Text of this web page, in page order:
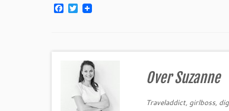
F
o
T
w
e
r
Over Suzanne
Traveladdict, girlboss,